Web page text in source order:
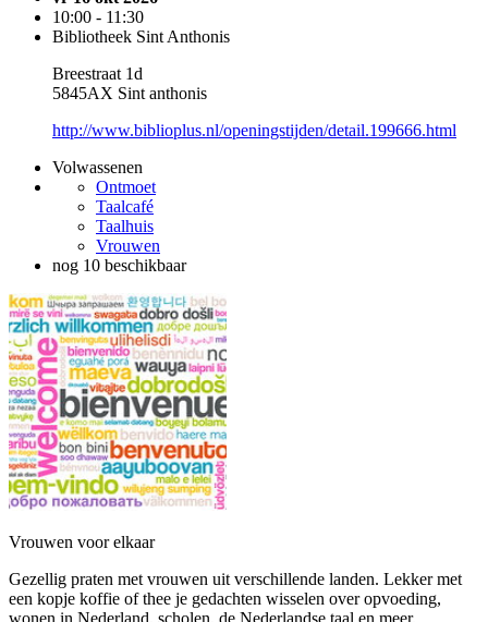
10:00 - 11:30
Bibliotheek Sint Anthonis
Breestraat 1d
5845AX Sint anthonis
http://www.biblioplus.nl/openingstijden/detail.199666.html
Volwassenen
Ontmoet
Taalcafé
Taalhuis
Vrouwen
nog 10 beschikbaar
Vrouwen voor elkaar
Gezellig praten met vrouwen uit verschillende landen. Lekker met
een kopje koffie of thee je gedachten wisselen over opvoeding,
wonen in Nederland, scholen, de Nederlandse taal en meer.